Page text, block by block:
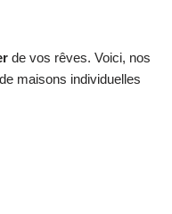
de vos rêves. Voici, nos
maisons individuelles